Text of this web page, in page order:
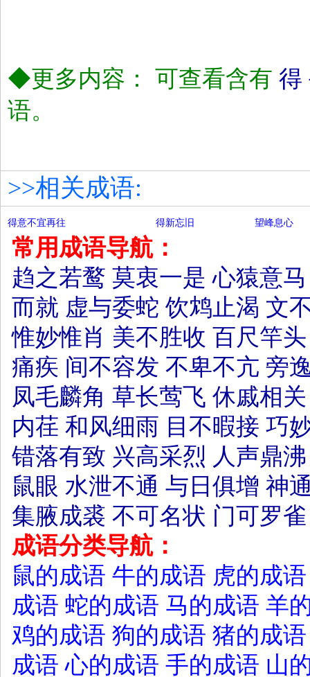
◆更多内容： 可查看含有 得
语。
>>相关成语:
得意不宜再往 得新忘旧 望峰息心
常用成语导航：
趋之若鹜 莫衷一是 心猿意马
而就 虚与委蛇 饮鸩止渴 文
惟妙惟肖 美不胜收 百尺竿头
痛疾 间不容发 不卑不亢 旁
凤毛麟角 草长莺飞 休戚相关
内荏 和风细雨 目不暇接 巧
错落有致 兴高采烈 人声鼎沸
鼠眼 水泄不通 与日俱增 神
集腋成裘 不可名状 门可罗雀
成语分类导航：
鼠的成语 牛的成语 虎的成语
成语 蛇的成语 马的成语 羊
鸡的成语 狗的成语 猪的成语
成语 心的成语 手的成语 山